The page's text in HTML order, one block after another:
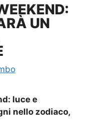
UN
luce e
nello zodiaco,